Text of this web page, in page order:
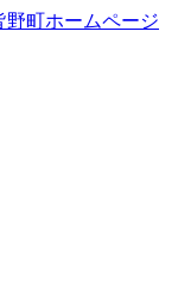
町ホームページ